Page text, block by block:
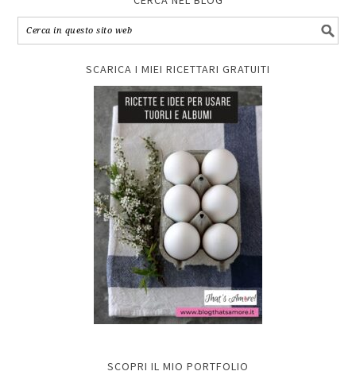
SCARICA I MIEI RICETTARI GRATUITI
SCOPRI IL MIO PORTFOLIO